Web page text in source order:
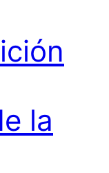
la